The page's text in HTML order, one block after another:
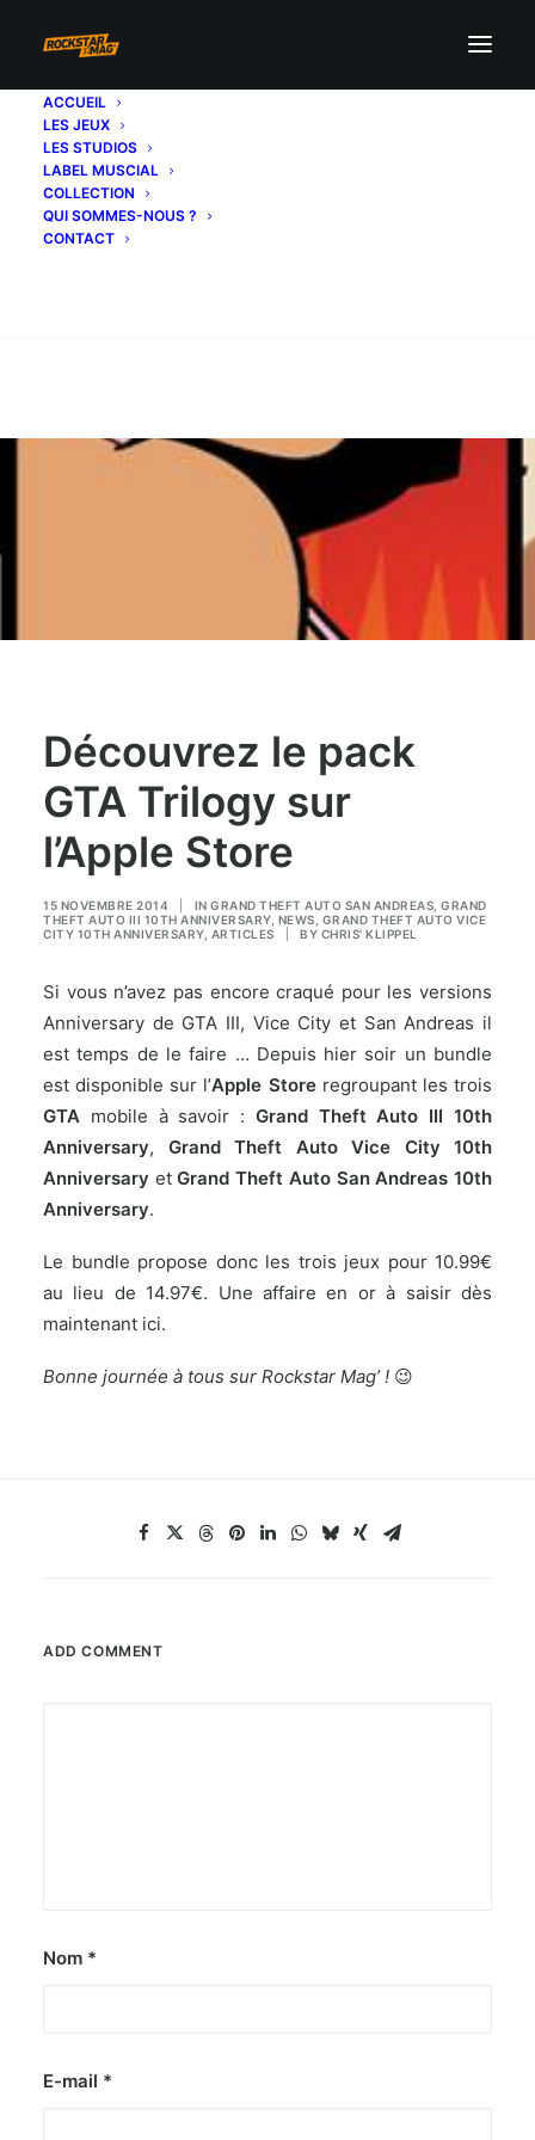
ACCUEIL
LES JEUX
LES STUDIOS
LABEL MUSCIAL
COLLECTION
QUI SOMMES-NOUS ?
CONTACT
Découvrez le pack
GTA Trilogy sur
l’Apple Store
15 NOVEMBRE 2014 IN GRAND THEFT AUTO SAN ANDREAS GRAND
THEFT AUTO III 10TH ANNIVERSARY, NEWS GRAND THEFT AUTO VICE
CITY 10TH ANNIVERSARY, ARTICLES BY CHRIS' KLIPPEL
Si vous n’avez pas encore craqué pour les versions
Anniversary de GTA III, Vice City et San Andreas il
est temps de le faire … Depuis hier soir un bundle
est disponible sur l’Apple Storeregroupant les trois
GTA mobile à savoir : Grand Theft Auto III 10th
Anniversary, Grand Theft Auto Vice City 10th
Anniversary etGrand Theft Auto San Andreas 10th
Anniversary.
Le bundle propose donc les trois jeux pour 10.99€
au lieu de 14.97€. Une affaire en or à saisir dès
maintenant ici.
Bonne journée à tous sur Rockstar Mag’ ! 😉
ADD COMMENT
Nom *
E-mail *